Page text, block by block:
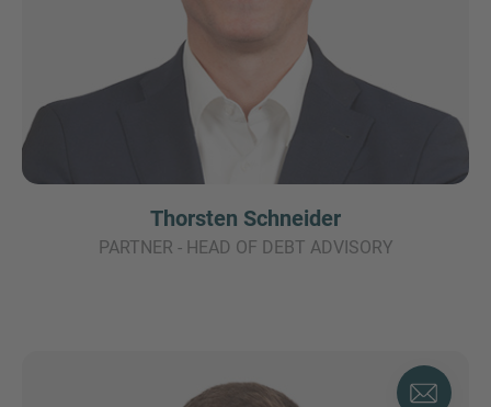
Thorsten Schneider
PARTNER - HEAD OF DEBT ADVISORY